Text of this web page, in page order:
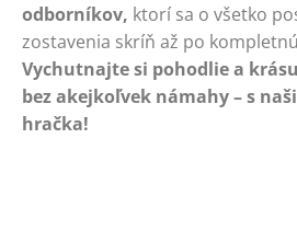
odborníkov, ktorí sa o všetko
zostavenia skríň až po
Vychutnajte si pohodlie a
bez akejkoľvek námahy – s
hračka!